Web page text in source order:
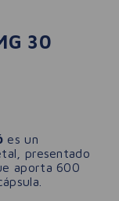
30
es un
presentado
aporta 600